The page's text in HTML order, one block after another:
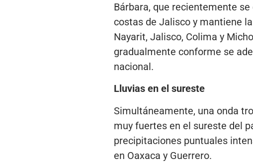
Bárbara, que recientemente
costas de Jalisco y mantiene
Nayarit, Jalisco, Colima y
gradualmente conforme se
nacional.
Lluvias en el sureste
Simultáneamente, una onda
muy fuertes en el sureste del
precipitaciones puntuales
en Oaxaca y Guerrero.